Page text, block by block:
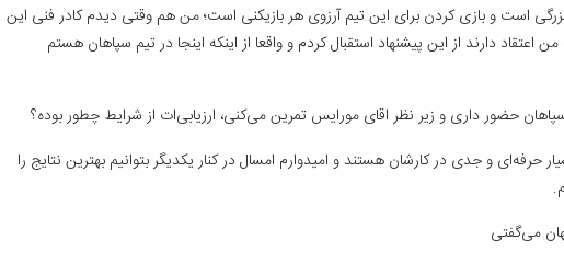
است و بازی کردن برای این تیم آرزوی هر بازیکنی است؛ من هم وقتی دیدم کادر فنی این
دارند از این پیشنهاد استقبال کردم و واقعا از اینکه اینجا در تیم سپاهان هستم
حضور داری و زیر نظر اقای مورایس تمرین می‌کنی، ارزیابی‌ات از شرایط چطور بوده؟
حرفه‌ای و جدی در کارشان هستند و امیدوارم امسال در کنار یکدیگر بتوانیم بهترین نتایج را
می‌گفتی